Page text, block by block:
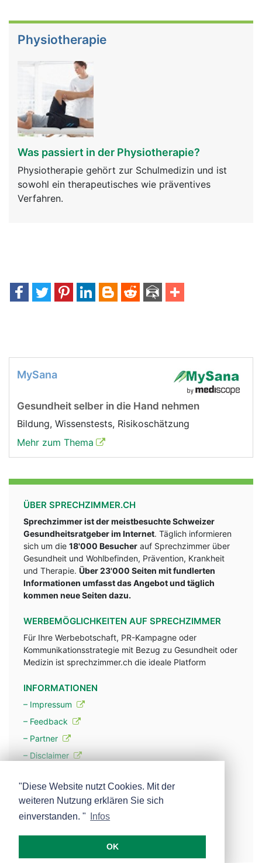
Physiotherapie
Was passiert in der Physiotherapie?
Physiotherapie gehört zur Schulmedizin und ist
sowohl ein therapeutisches wie präventives
Verfahren.
MySana
Gesundheit selber in die Hand nehmen
Bildung, Wissenstests, Risikoschätzung
Mehr zum Thema
ÜBER SPRECHZIMMER.CH
Sprechzimmer ist der meistbesuchte Schweizer
Gesundheitsratgeber im Internet. Täglich informieren
sich um die 18'000 Besucher auf Sprechzimmer über
Gesundheit und Wohlbefinden, Prävention, Krankheit
und Therapie. Über 23'000 Seiten mit fundlerten
Informationen umfasst das Angebot und täglich
kommen neue Seiten dazu.
WERBEMÖGLICHKEITEN AUF SPRECHZIMMER
Für Ihre Werbebotschaft, PR-Kampagne oder
Kommunikationsstrategie mit Bezug zu Gesundheit oder
Medizin ist sprechzimmer.ch die ideale Platform
INFORMATIONEN
– Impressum
– Feedback
– Partner
– Disclaimer
– Werbung
– Mehr über unsere Experten
"Diese Website nutzt Cookies. Mit der
weiteren Nutzung erklären Sie sich
einverstanden. "
Infos
OK